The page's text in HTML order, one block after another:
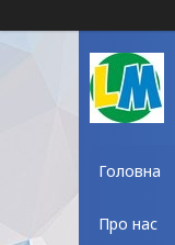
Головна
Про нас